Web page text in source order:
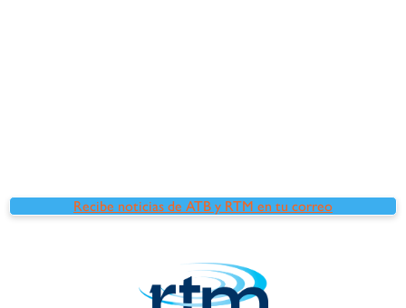
Recibe noticias de ATB y RTM en tu correo